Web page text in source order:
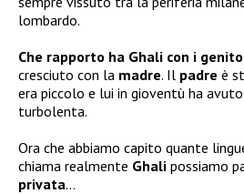
lombardo.
Che rapporto ha Ghali con i
cresciuto con la madre. Il padre è
era piccolo e lui in gioventù ha
turbolenta.
Ora che abbiamo capito quante
chiama realmente Ghali possiamo
privata…